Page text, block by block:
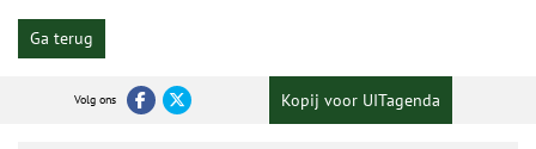
Ga terug
Volg ons Kopij voor UITagenda